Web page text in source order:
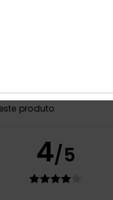
: 4/5 Cor: 4/5
produto
4/5